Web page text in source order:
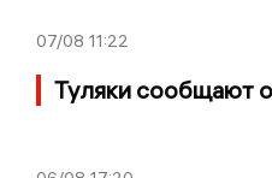
07/08 11:22
Туляки сообщают